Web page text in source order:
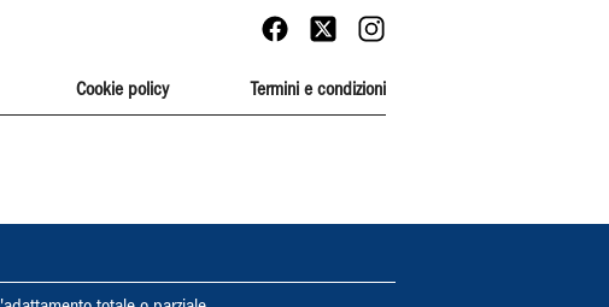
Cookie policy Termini e condizioni